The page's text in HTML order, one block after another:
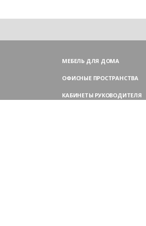
МЕБЕЛЬ ДЛЯ ДОМА
ОФИСНЫЕ ПРОСТРАНСТВА
КАБИНЕТЫ РУКОВОДИТЕЛЯ